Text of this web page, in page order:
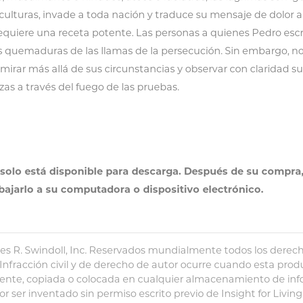
pruebas
cantidad
invade a toda nación y traduce su mensaje de dolor
una receta potente. Las personas a quienes Pedro
de las llamas de la persecución. Sin embargo,
más allá de sus circunstancias y observar con claridad
a través del fuego de las pruebas.
está disponible para descarga. Después de su
a su computadora o dispositivo electrónico.
R. Swindoll, Inc. Reservados mundialmente todos los
civil y de derecho de autor ocurre cuando esta
copiada o colocada en cualquier almacenamiento de
ser inventado sin permiso escrito previo de Insight for Living